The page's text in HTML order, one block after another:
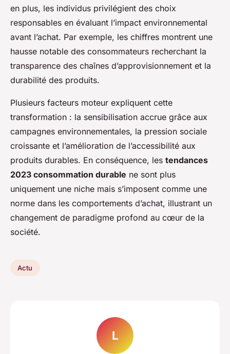
en plus, les individus privilégient des choix
responsables en évaluant l’impact environnemental
avant l’achat. Par exemple, les chiffres montrent une
hausse notable des consommateurs recherchant la
transparence des chaînes d’approvisionnement et la
durabilité des produits.
Plusieurs facteurs moteur expliquent cette
transformation : la sensibilisation accrue grâce aux
campagnes environnementales, la pression sociale
croissante et l’amélioration de l’accessibilité aux
produits durables. En conséquence, les tendances
2023 consommation durable ne sont plus
uniquement une niche mais s’imposent comme une
norme dans les comportements d’achat, illustrant un
changement de paradigme profond au cœur de la
société.
Actu
L